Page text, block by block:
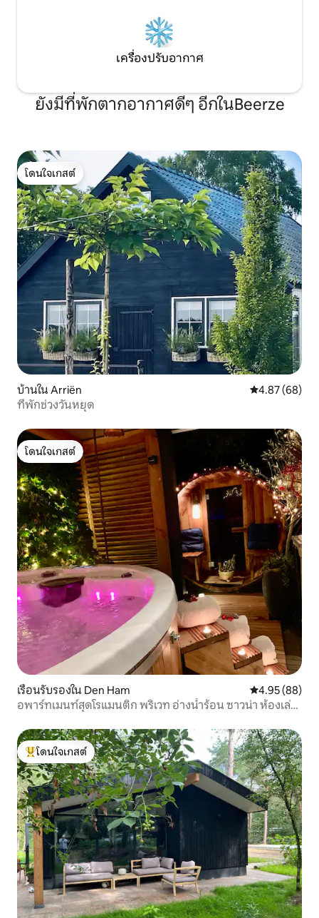
เครื่องปรับอากาศ
ยังมีที่พักตากอากาศดีๆ อีกในBeerze
โดนใจเกสต์
โดนใจเกสต์
บ้านใน Arriën คะแนนเฉลี่ย
4.87 (68)
ที่พักช่วงวันหยุด
โดนใจเกสต์
โดนใจเกสต์
เรือนรับรองใน Den Ham คะแนนเฉลี่ย
4.95 (88)
อพาร์ทเมนท์สุดโรแมนติก พริเวท อ่างน้ำร้อน ซาวน่า ห้องเล่น
โดนใจเกสต์ที่สุด
โดนใจเกสต์